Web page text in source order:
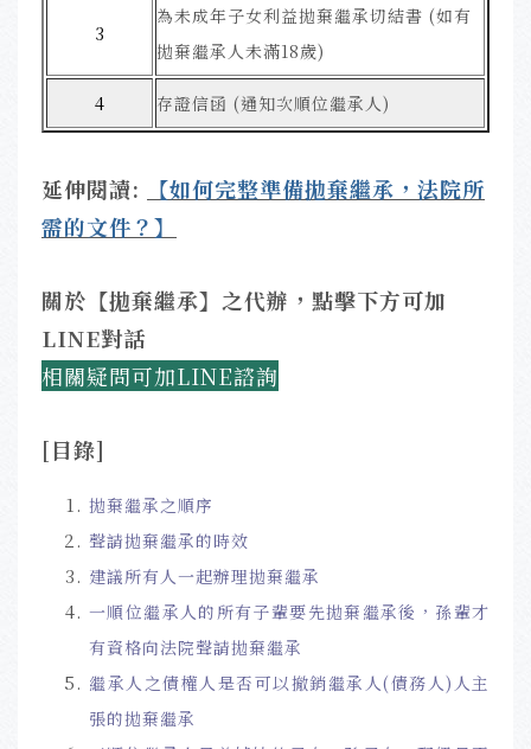
3
為未成年子女利益拋棄繼承切結書 (如有
拋棄繼承人未滿18歲)
4 存證信函 (通知次順位繼承人)
延伸閱讀:
【如何完整準備拋棄繼承，法院所
需的文件？】
關於【拋棄繼承】之代辦，點擊下方可加
LINE對話
相關疑問可加LINE諮詢
[目錄]
拋棄繼承之順序
聲請拋棄繼承的時效
建議所有人一起辦理拋棄繼承
一順位繼承人的所有子輩要先拋棄繼承後，孫輩才
有資格向法院聲請拋棄繼承
繼承人之債權人是否可以撤銷繼承人(債務人)人主
張的拋棄繼承